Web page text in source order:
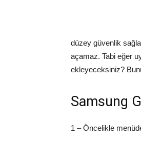
düzey güvenlik
açamaz. Tabi eğer
ekleyeceksiniz?
Samsung
1 – Öncelikle